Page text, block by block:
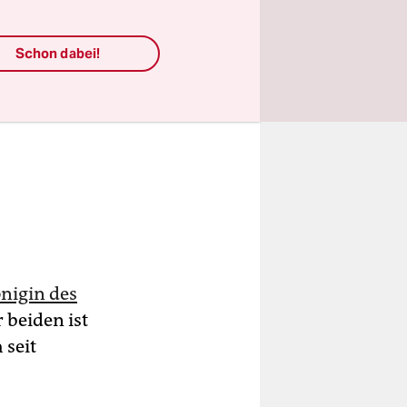
des
beiden ist
seit
Schon dabei!